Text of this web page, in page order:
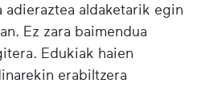
adieraztea aldaketarik egin
Ez zara baimendua
Edukiak haien
erabiltzera